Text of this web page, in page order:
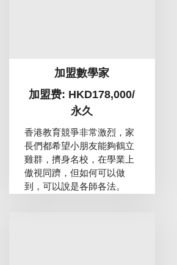
加盟數學家
加盟费: HKD178,000/
永久
香港教育競爭非常激烈，家
長們都希望小朋友能夠鶴立
雞群，擠身名校，在學業上
傲視同躋，但如何可以做
到，可以說是各師各法。